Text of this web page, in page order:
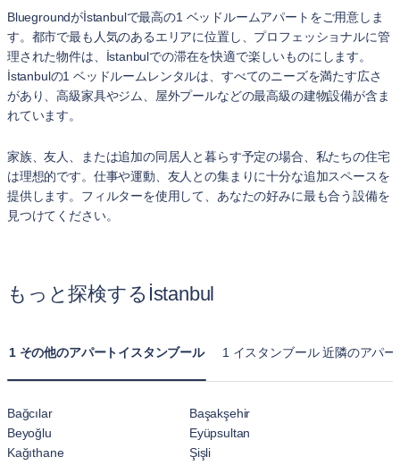
Bluegroundがİstanbulで最高の1 ベッドルームアパートをご用意しま
す。都市で最も人気のあるエリアに位置し、プロフェッショナルに管
理された物件は、İstanbulでの滞在を快適で楽しいものにします。
İstanbulの1 ベッドルームレンタルは、すべてのニーズを満たす広さ
があり、高級家具やジム、屋外プールなどの最高級の建物設備が含ま
れています。
家族、友人、または追加の同居人と暮らす予定の場合、私たちの住宅
は理想的です。仕事や運動、友人との集まりに十分な追加スペースを
提供します。フィルターを使用して、あなたの好みに最も合う設備を
見つけてください。
もっと探検するİstanbul
1 その他のアパートイスタンブール 1 イスタンブール 近隣のアパー
Bağcılar
Başakşehir
Beyoğlu
Eyüpsultan
Kağıthane
Şişli